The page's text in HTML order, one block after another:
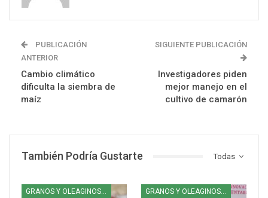
PUBLICACIÓN
ANTERIOR
Cambio climático
dificulta la siembra de
maíz
SIGUIENTE PUBLICACIÓN
Investigadores piden
mejor manejo en el
cultivo de camarón
Todas
También Podría Gustarte
GRANOS Y OLEAGINOSAS GRANOS Y OLEAGINOSAS